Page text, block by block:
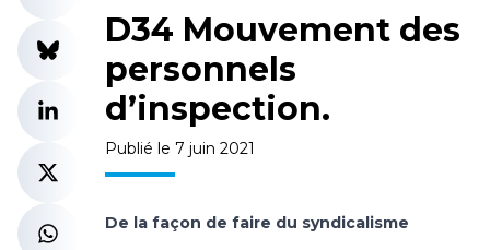
D34 Mouvement des
personnels
d’inspection.
Publié le 7 juin 2021
De la façon de faire du syndicalisme